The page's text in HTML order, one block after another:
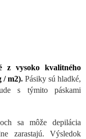
z vysoko kvalitného
/ m2).Pásiky sú hladké,
s týmito páskami
sa môže depilácia
zarastajú. Výsledok